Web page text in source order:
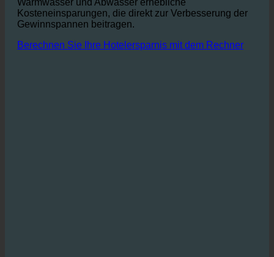
Insgesamt ermöglichen die Einsparungen bei Wasser,
Warmwasser und Abwasser erhebliche
Kosteneinsparungen, die direkt zur Verbesserung der
Gewinnspannen beitragen.